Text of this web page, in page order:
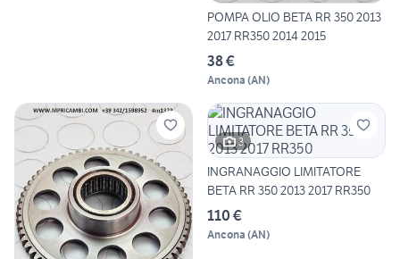
POMPA OLIO BETA RR 350 2013
2017 RR350 2014 2015
38 €
Ancona (AN)
3
INGRANAGGIO LIMITATORE
BETA RR 350 2013 2017 RR350
110 €
Ancona (AN)